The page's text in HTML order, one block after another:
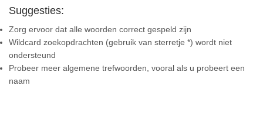
Suggesties:
Zorg ervoor dat alle woorden correct gespeld zijn
Wildcard zoekopdrachten (gebruik van sterretje *) wordt niet
ondersteund
Probeer meer algemene trefwoorden, vooral als u probeert een
naam